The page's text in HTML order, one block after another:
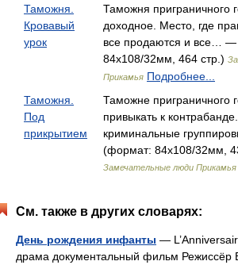
Таможня.
Кровавый
урок
Таможня приграничного
доходное. Место, где
все продаются и все…
84x108/32мм, 464 стр.)
Прикамья Подробнее...
Таможня.
Под
прикрытием
Таможне приграничного
привыкать к
криминальные
(формат: 84x108/32мм,
Замечательные люди Прикамья
См. также в других словарях:
День рождения инфанты —
драма документальный фильм Режиссёр